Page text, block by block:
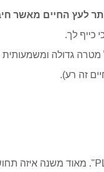
לעץ החיים מאשר
כייף לך.
גדולה ומשמעותית
זה רע).